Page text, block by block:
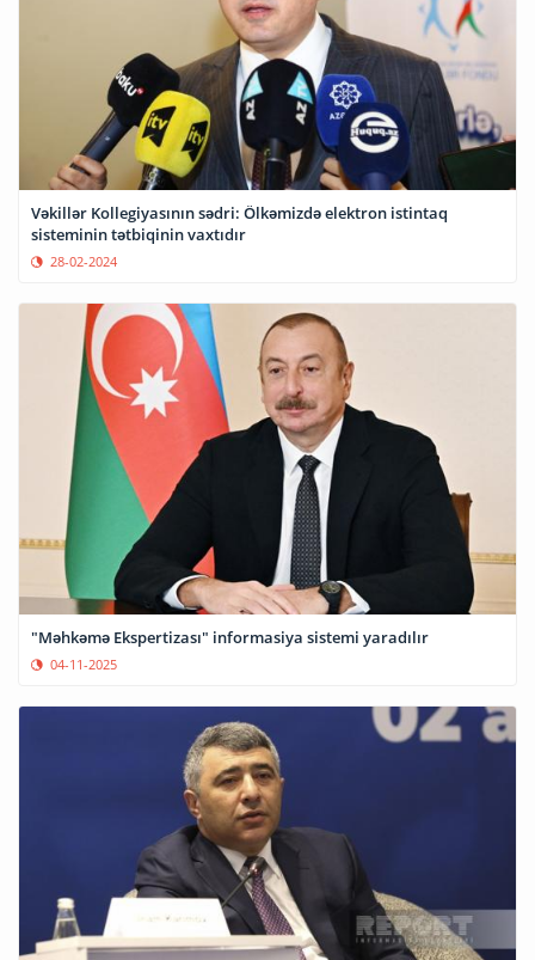
Vəkillər Kollegiyasının sədri: Ölkəmizdə elektron istintaq
sisteminin tətbiqinin vaxtıdır
28-02-2024
"Məhkəmə Ekspertizası" informasiya sistemi yaradılır
04-11-2025